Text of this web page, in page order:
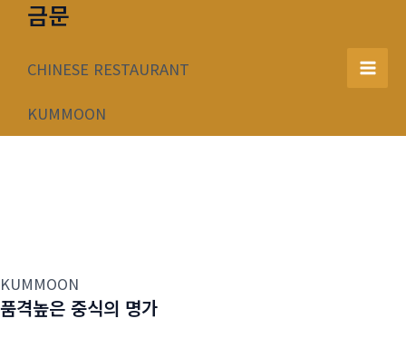
너
금문
CHINESE RESTAURANT
KUMMOON
Main
KUMMOON
품격높은 중식의 명가